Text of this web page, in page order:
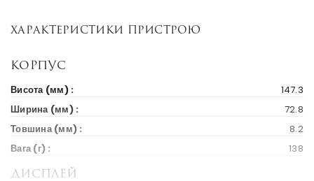
Характеристики пристрою
Корпус
Висота (мм) :
147.3
Ширина (мм) :
72.8
Товшина (мм) :
8.2
Вага (г) :
138
Дисплей